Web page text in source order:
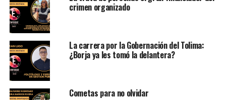
crimen organizado
La carrera por la Gobernación del Tolima:
¿Borja ya les tomó la delantera?
Cometas para no olvidar